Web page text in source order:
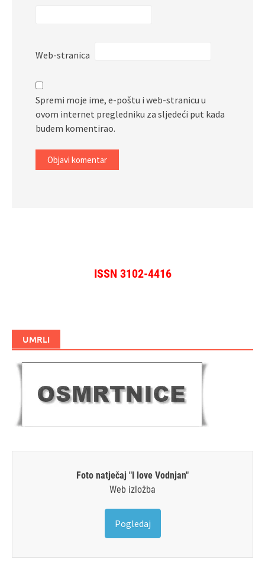
Web-stranica
Spremi moje ime, e-poštu i web-stranicu u
ovom internet pregledniku za sljedeći put kada
budem komentirao.
ISSN 3102-4416
UMRLI
Foto natječaj "I love Vodnjan"
Web izložba
Pogledaj